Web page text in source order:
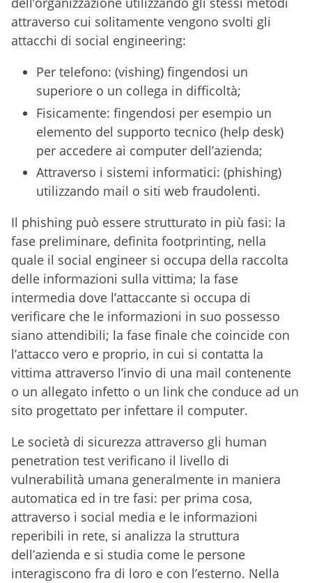
attraverso cui solitamente vengono svolti gli
attacchi di social engineering:
Per telefono: (vishing) fingendosi un
superiore o un collega in difficoltà;
Fisicamente: fingendosi per esempio un
elemento del supporto tecnico (help desk)
per accedere ai computer dell’azienda;
Attraverso i sistemi informatici: (phishing)
utilizzando mail o siti web fraudolenti.
Il phishing può essere strutturato in più fasi: la
fase preliminare, definita footprinting, nella
quale il social engineer si occupa della raccolta
delle informazioni sulla vittima; la fase
intermedia dove l’attaccante si occupa di
verificare che le informazioni in suo possesso
siano attendibili; la fase finale che coincide con
l’attacco vero e proprio, in cui si contatta la
vittima attraverso l’invio di una mail contenente
o un allegato infetto o un link che conduce ad un
sito progettato per infettare il computer.
Le società di sicurezza attraverso gli human
penetration test verificano il livello di
vulnerabilità umana generalmente in maniera
automatica ed in tre fasi: per prima cosa,
attraverso i social media e le informazioni
reperibili in rete, si analizza la struttura
dell’azienda e si studia come le persone
interagiscono fra di loro e con l’esterno. Nella